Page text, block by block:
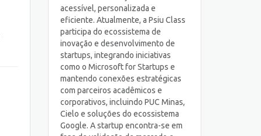
acessível, personalizada e
eficiente. Atualmente, a Psiu Class
participa do ecossistema de
inovação e desenvolvimento de
startups, integrando iniciativas
como o Microsoft for Startups e
mantendo conexões estratégicas
com parceiros acadêmicos e
corporativos, incluindo PUC Minas,
Cielo e soluções do ecossistema
Google. A startup encontra-se em